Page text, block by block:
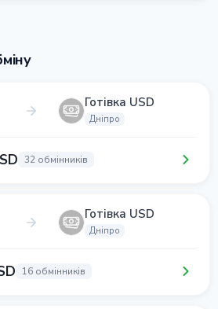
Готівка USD
Дніпро
32 обмінників
Готівка USD
Дніпро
16 обмінників